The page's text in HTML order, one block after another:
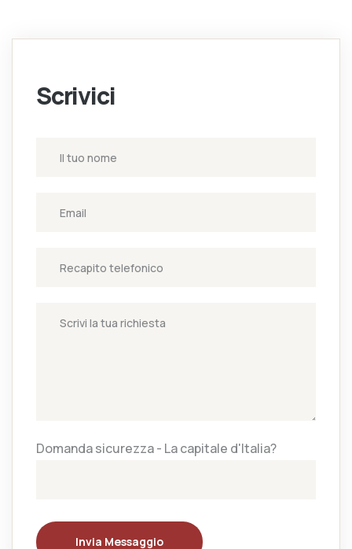
Scrivici
Domanda sicurezza - La capitale d'Italia?
Invia Messaggio